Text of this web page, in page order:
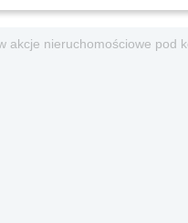
akcje nieruchomościowe pod